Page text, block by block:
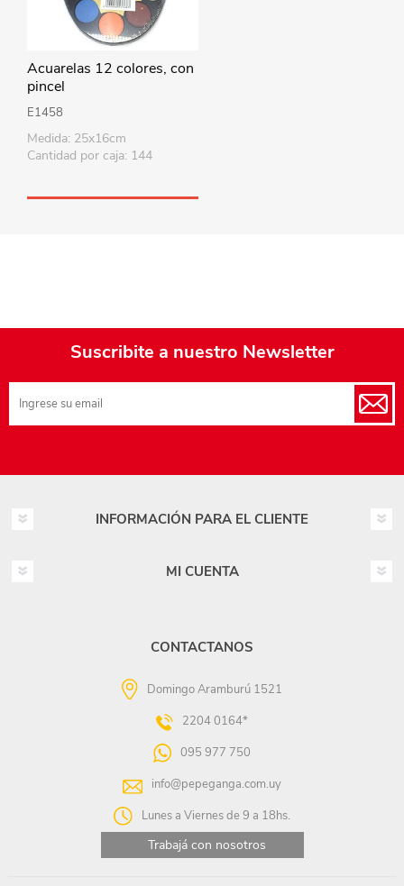
Acuarelas 12 colores, con
pincel
E1458
Medida: 25x16cm
Cantidad por caja: 144
Suscribite a nuestro Newsletter
INFORMACIÓN PARA EL CLIENTE
MI CUENTA
CONTACTANOS
Domingo Aramburú 1521
2204 0164*
095 977 750
info@pepeganga.com.uy
Lunes a Viernes de 9 a 18hs.
Trabajá con nosotros